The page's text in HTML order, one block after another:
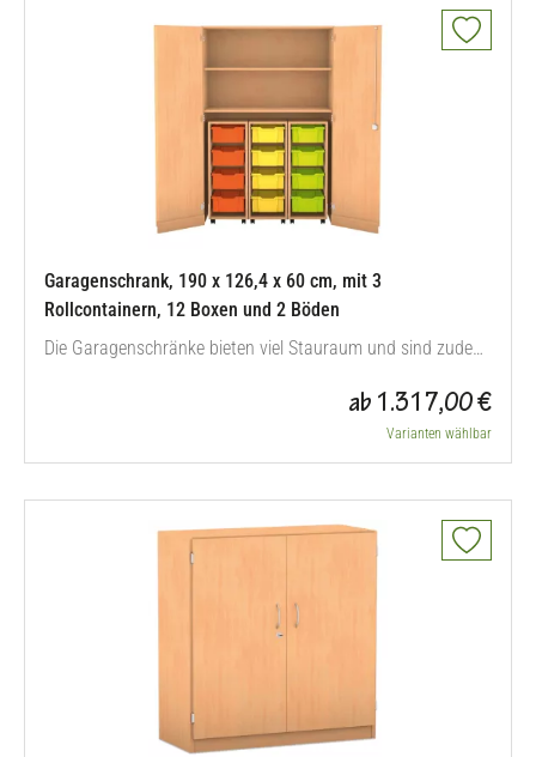
Garagenschrank, 190 x 126,4 x 60 cm, mit 3
Rollcontainern, 12 Boxen und 2 Böden
Die Garagenschränke bieten viel Stauraum und sind zudem
sind dank der Rollen überall dort einsatzbereit, wo Sie sie
benötigen. Am Ende der Stunde verstauen Sie die Container
wieder im Schrank. So ist alles ordentlich aufbewahrt und
ab 1.317,00 €
Varianten wählbar